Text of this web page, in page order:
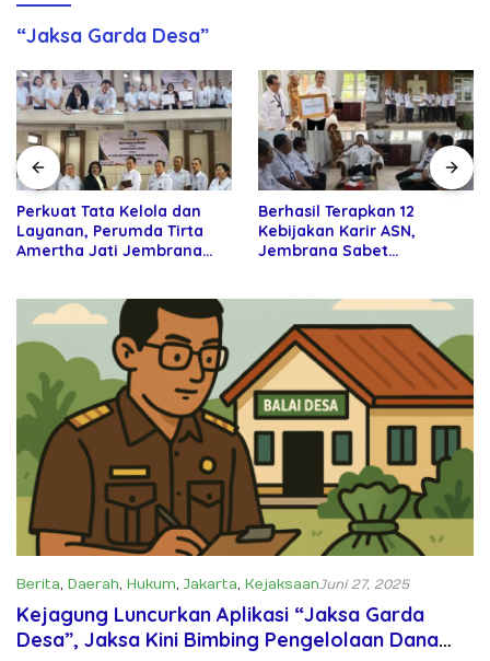
“Jaksa Garda Desa”
Perkuat Tata Kelola dan
Layanan, Perumda Tirta
Amertha Jati Jembrana
Berhasil Terapkan 12
Kebijakan Karir ASN,
Jembrana Sabet
Berita, Daerah, Hukum, Jakarta, KejaksaanJuni 27, 2025
Kejagung Luncurkan Aplikasi “Jaksa Garda
Desa”, Jaksa Kini Bimbing Pengelolaan Dana